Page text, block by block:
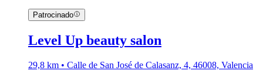
Patrocinado
Level Up beauty salon
29,8 km • Calle de San José de Calasanz, 4, 46008, Valencia